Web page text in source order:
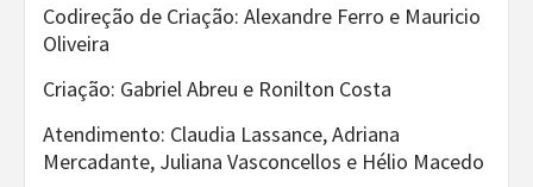
Codireção de Criação: Alexandre Ferro e Mauricio
Oliveira
Criação: Gabriel Abreu e Ronilton Costa
Atendimento: Claudia Lassance, Adriana
Mercadante, Juliana Vasconcellos e Hélio Macedo